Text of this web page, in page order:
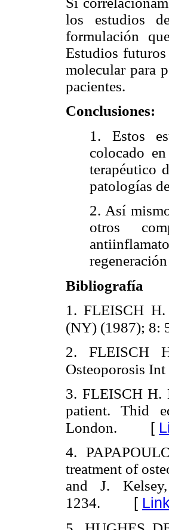
los estudios
formulación
Estudios
molecular para
pacientes.
Conclusiones:
1. Estos
colocado
terapéutico
patologías
2. Así
otros
Bibliografía
1. FLEISCH H.
(NY) (1987); 8:
2. FLEISCH
Osteoporosis
3. FLEISCH H.
patient. Thid
London. [
4.
treatment of
and J.
1234. [